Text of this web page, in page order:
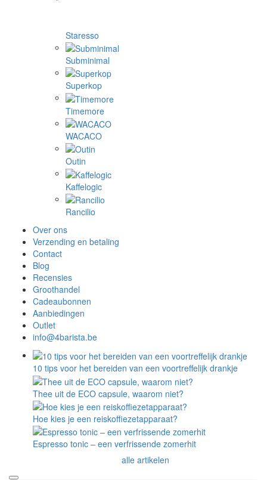
Staresso
Subminimal
Superkop
Timemore
WACACO
Outin
Kaffelogic
Rancilio
Over ons
Verzending en betaling
Contact
Blog
Recensies
Groothandel
Cadeaubonnen
Aanbiedingen
Outlet
info@4barista.be
10 tips voor het bereiden van een voortreffelijk drankje
Thee uit de ECO capsule, waarom niet?
Hoe kies je een reiskoffiezetapparaat?
Espresso tonic – een verfrissende zomerhit
alle artikelen